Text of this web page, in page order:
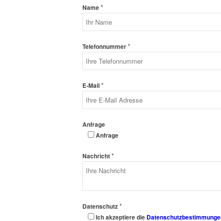
Name*
Telefonnummer*
E-Mail*
Anfrage
Anfrage
Nachricht*
Datenschutz*
Ich akzeptiere die